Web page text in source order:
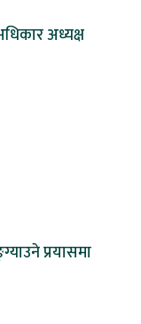
अध्यक्ष
प्रयासमा